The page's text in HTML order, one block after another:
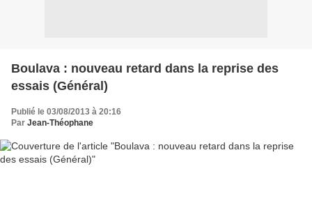
Boulava : nouveau retard dans la reprise des
essais (Général)
Publié le 03/08/2013 à 20:16
Par Jean-Théophane